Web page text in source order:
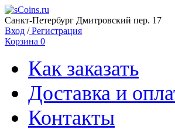
Санкт-Петербург Дмитровский пер. 17
Вход /Регистрация
Корзина 0
Как заказать
Доставка и
Контакты